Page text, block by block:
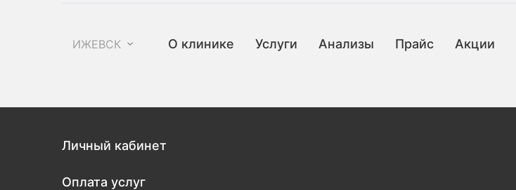
ИЖЕВСК О клинике Услуги Анализы Прайс Акции
Личный кабинет
Оплата услуг